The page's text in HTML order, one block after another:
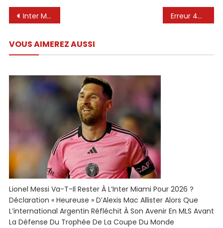
Sur
Lionel
Navigation
l’article
Inter Miami CF Forward Lionel Messi nommé le joueur MLS de la journée présenté par Michelob Ultra pour la journée 16 Erreur 403
VOUS AIMEREZ AUSSI
Lionel Messi Va-T-Il Rester À L’Inter Miami Pour 2026 ?
Déclaration « Heureuse » D’Alexis Mac Allister Alors Que
L’international Argentin Réfléchit À Son Avenir En MLS Avant
La Défense Du Trophée De La Coupe Du Monde